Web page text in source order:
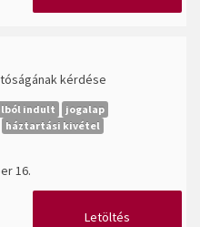
kérdése
indult
jogalap
háztartási kivétel
16.
Letöltés